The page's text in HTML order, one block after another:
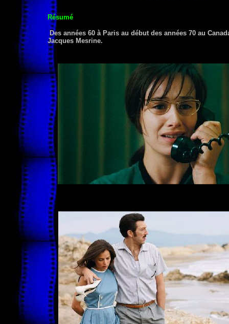
Résumé
Des années 60 à Paris au début des années 70 au
Jacques Mesrine.